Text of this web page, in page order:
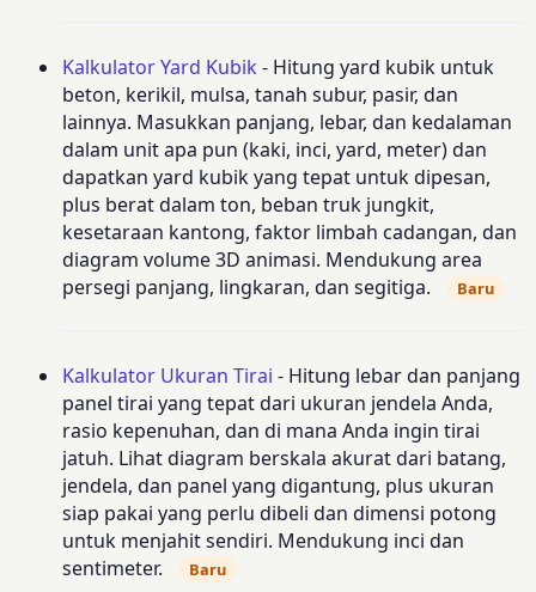
Kalkulator Yard Kubik - Hitung yard kubik untuk
beton, kerikil, mulsa, tanah subur, pasir, dan
lainnya. Masukkan panjang, lebar, dan kedalaman
dalam unit apa pun (kaki, inci, yard, meter) dan
dapatkan yard kubik yang tepat untuk dipesan,
plus berat dalam ton, beban truk jungkit,
kesetaraan kantong, faktor limbah cadangan, dan
diagram volume 3D animasi. Mendukung area
persegi panjang, lingkaran, dan segitiga.
Baru
Kalkulator Ukuran Tirai - Hitung lebar dan panjang
panel tirai yang tepat dari ukuran jendela Anda,
rasio kepenuhan, dan di mana Anda ingin tirai
jatuh. Lihat diagram berskala akurat dari batang,
jendela, dan panel yang digantung, plus ukuran
siap pakai yang perlu dibeli dan dimensi potong
untuk menjahit sendiri. Mendukung inci dan
sentimeter.
Baru